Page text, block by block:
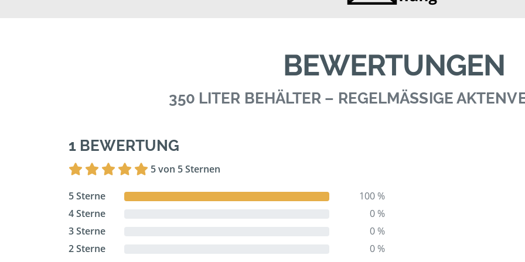
BEWERTUNGEN
350 LITER BEHÄLTER – REGELMÄSSIGE
1 BEWERTUNG
5 von 5 Sternen
5 Sterne
100 %
4 Sterne
0 %
3 Sterne
0 %
2 Sterne
0 %